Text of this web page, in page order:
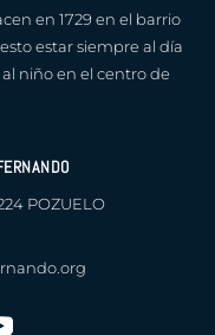
en 1729 en el barrio
estar siempre al día
niño en el centro de
POZUELO